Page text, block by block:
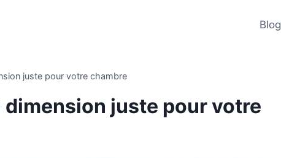
Blog
juste pour votre chambre
juste pour votre